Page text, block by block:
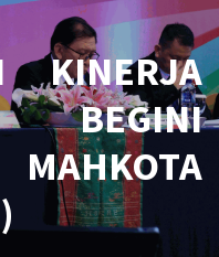
KINERJA
BEGINI